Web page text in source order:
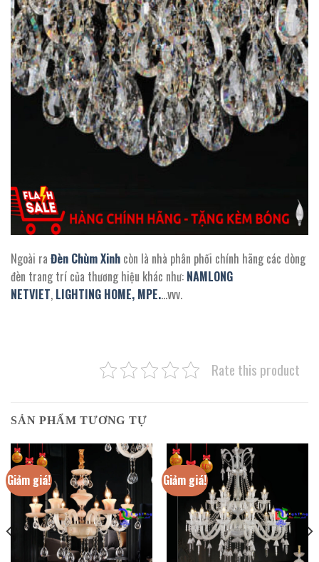
Ngoài ra Đèn Chùm Xinh còn là nhà phân phối chính hãng các dòng
đèn trang trí của thương hiệu khác như: NAMLONG
NETVIET, LIGHTING HOME, MPE.…vvv.
Rate this product
SẢN PHẨM TƯƠNG TỰ
Giảm giá! Giảm giá!